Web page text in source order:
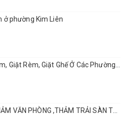
ở phường Kim Liên
Dịch Vụ Giặt Thảm, Giặt Rèm, Giặt Ghế Ở Các Phường Hà Nội
DỊCH VỤ GIẶT THẢM VĂN PHÒNG ,THẢM TRẢI SÀN TẠI HÀ NỘI CHUYÊN NGHIỆP UY TÍN GIÁ RẺ